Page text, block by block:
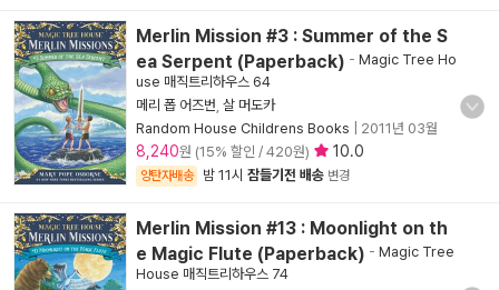
Merlin Mission #3 : Summer of the S
ea Serpent (Paperback) - Magic Tree Ho
use 매직트리하우스 64
메리 폽 어즈번 살 머도카
Random House Childrens Books
2011년 03월
8,240원 (15% 할인 / 420원) 10.0
양탄자배송 밤 11시 잠들기전 배송 변경
Merlin Mission #13 : Moonlight on th
e Magic Flute (Paperback) - Magic Tree
House 매직트리하우스 74